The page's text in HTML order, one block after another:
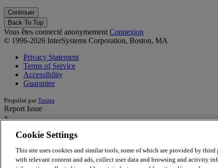
Back To Top
Vous êtes connecté anonymement Connexion
© 1996-2026 InterSystems Corporation, Boston, MA
Privacy Statement
Terms of Service
Accessibility
Guarantee
Propulsé parTotara
Report Issue
×
Report Issue/Feedback
Having an issue with the learning site? Want to provide feedback
Cookie Settings
This site uses cookies and similar tools, some of which are provided by third
with relevant content and ads, collect user data and browsing and activity